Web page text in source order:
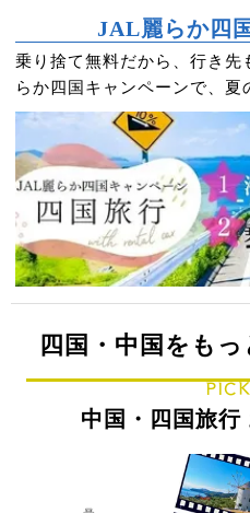
JAL麗らか四
乗り捨て無料だから、行き先
らか四国キャンペーンで、夏
四国・中国をも
中国・四国旅行